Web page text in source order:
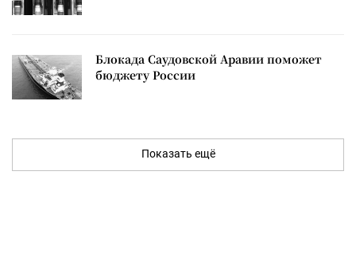
Блокада Саудовской Аравии поможет
бюджету России
Показать ещё